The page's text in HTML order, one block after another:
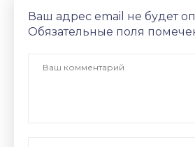
Ваш адрес email не будет
Обязательные поля